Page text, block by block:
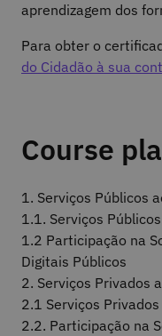
aprendizagem dos
Para obter o
do Cidadão à sua
Course
1. Serviços Públicos
1.1. Serviços
1.2 Participação na
Digitais Públicos
2. Serviços Privados
2.1 Serviços
2.2. Participação na